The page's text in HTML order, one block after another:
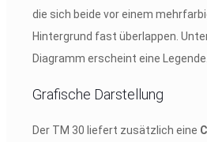
Grafische Darstellung
Der TM 30 liefert zusätzlich eine